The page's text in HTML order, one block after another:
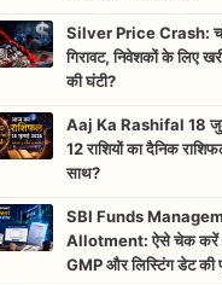
Silver Price Crash:
गिरावट, निवेशकों के लिए
की घंटी?
Aaj Ka Rashifal 18
12 राशियों का दैनिक
साथ?
SBI Funds
Allotment: ऐसे चेक करें
GMP और लिस्टिंग डेट की